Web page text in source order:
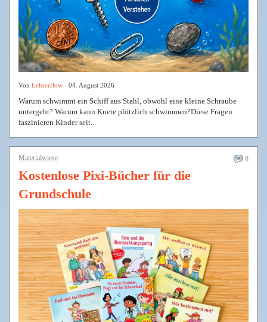
Von Lehrerflow - 04. August 2026
Warum schwimmt ein Schiff aus Stahl, obwohl eine kleine Schraube
untergeht? Warum kann Knete plötzlich schwimmen?Diese Fragen
faszinieren Kinder seit...
8
Materialwiese
Kostenlose Pixi-Bücher für die
Grundschule